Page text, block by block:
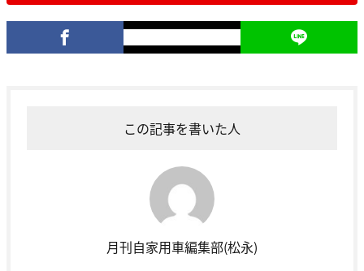
この記事を書いた人
月刊自家用車編集部(松永)